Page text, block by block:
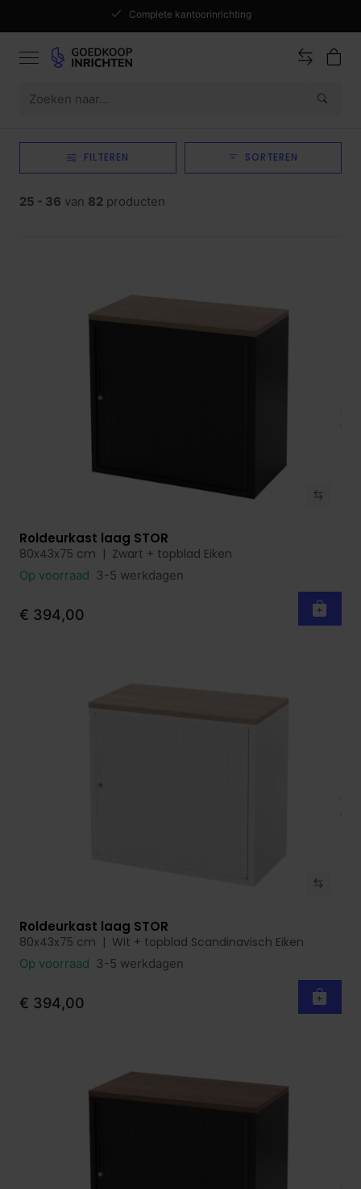
Complete kantoorinrichting
FILTEREN SORTEREN
25 - 36 van 82 producten
Bekijk product
Roldeurkast laag STOR
80x43x75 cm | Zwart + topblad Eiken
Op voorraad 3-5 werkdagen
€ 394,00
Bekijk product
Roldeurkast laag STOR
80x43x75 cm | Wit + topblad Scandinavisch Eiken
Op voorraad 3-5 werkdagen
€ 394,00